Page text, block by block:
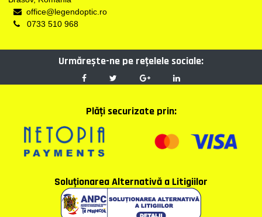
office@legendoptic.ro
0733 510 968
Urmărește-ne pe reţelele sociale:
Plăţi securizate prin:
Soluţionarea Alternativă a Litigiilor